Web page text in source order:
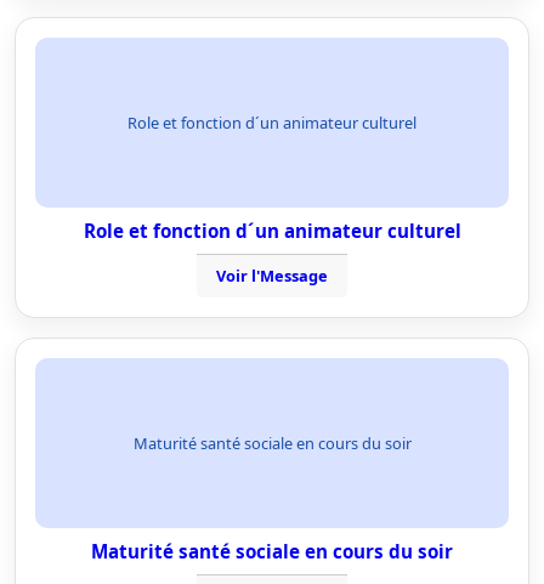
Role et fonction d´un animateur culturel
Role et fonction d´un animateur culturel
Voir l'Message
Maturité santé sociale en cours du soir
Maturité santé sociale en cours du soir